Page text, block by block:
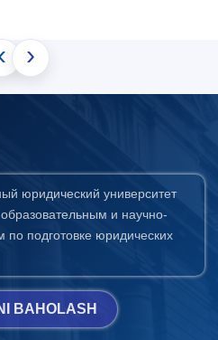
›
юридический университет
и научно-
подготовке юридических
BAHOLASH